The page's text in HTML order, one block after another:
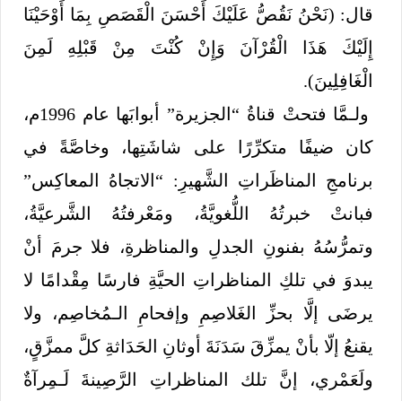
قال: (نَحْنُ نَقُصُّ عَلَيْكَ أَحْسَنَ الْقَصَصِ بِمَا أَوْحَيْنَا
إِلَيْكَ هَذَا الْقُرْآنَ وَإِنْ كُنْتَ مِنْ قَبْلِهِ ‌لَمِنَ
‌الْغَافِلِينَ).
ولـمَّا فتحتْ قناةُ “الجزيرة” أبوابَها عام 1996م،
كان ضيفًا متكرِّرًا على شاشَتِها، وخاصَّةً في
برنامجِ المناظَراتِ الشَّهيرِ: “الاتجاهُ المعاكِس”
فبانتْ خبرتُهُ اللُّغويَّةُ، ومَعْرفتُهُ الشَّرعيَّةُ،
وتمرُّسُهُ بفنونِ الجدلِ والمناظرةِ، فلا جرمَ أنْ
يبدوَ في تلكِ المناظراتِ الحيَّةِ فارسًا مِقْدامًا لا
يرضَى إلَّا بحزِّ الغَلاصِمِ وإفحامِ الـمُخاصِم، ولا
يقنعُ إلّا بأنْ يمزِّقَ سَدَنَةَ أوثانِ الحَدَاثةِ كلَّ ممزَّقٍ،
ولَعَمْري، إنَّ تلك المناظراتِ الرَّصِينةَ لَـمِرآةٌ